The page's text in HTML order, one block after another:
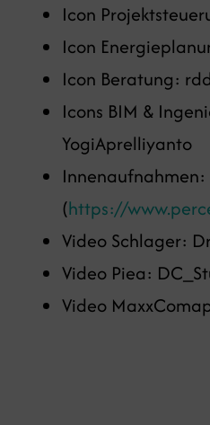
Icon
Icon
Icon Beratung:
Icons BIM &
YogiAprelliyanto
(https://
Video Schlager:
Video Piea:
Video